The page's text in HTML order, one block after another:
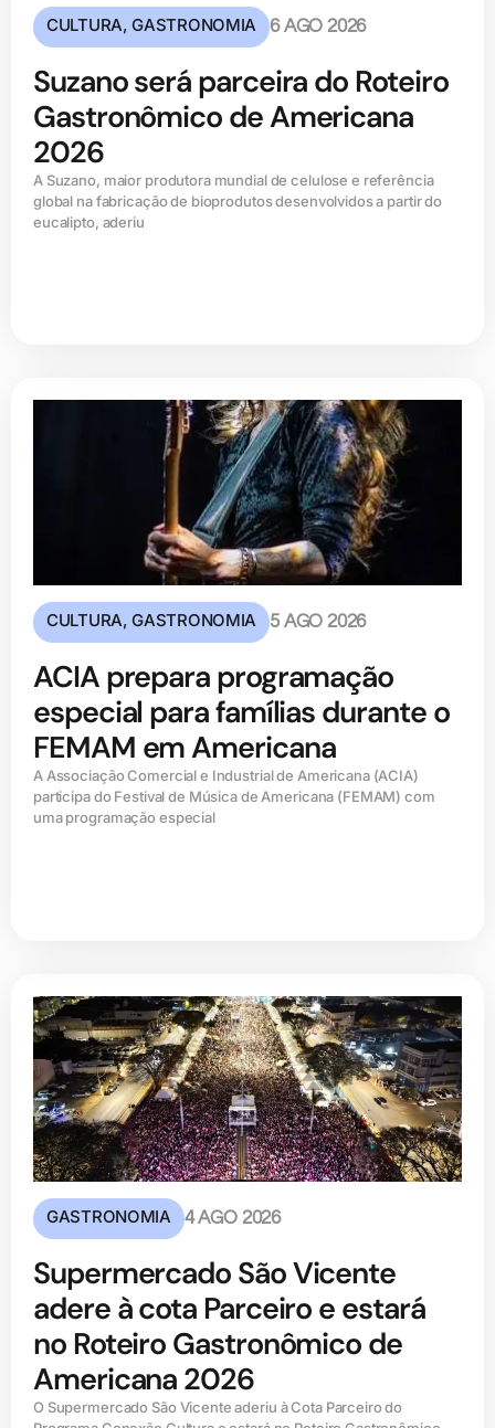
CULTURA,GASTRONOMIA 6 AGO 2026
Suzano será parceira do Roteiro
Gastronômico de Americana
2026
A Suzano, maior produtora mundial de celulose e referência
global na fabricação de bioprodutos desenvolvidos a partir do
eucalipto, aderiu
CULTURA,GASTRONOMIA 5 AGO 2026
ACIA prepara programação
especial para famílias durante o
FEMAM em Americana
A Associação Comercial e Industrial de Americana (ACIA)
participa do Festival de Música de Americana (FEMAM) com
uma programação especial
GASTRONOMIA 4 AGO 2026
Supermercado São Vicente
adere à cota Parceiro e estará
no Roteiro Gastronômico de
Americana 2026
O Supermercado São Vicente aderiu à Cota Parceiro do